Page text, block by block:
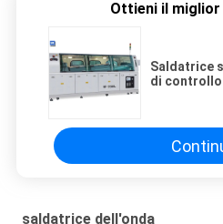
Ottieni il
Saldatrice
di controllo
saldatrice dell'onda